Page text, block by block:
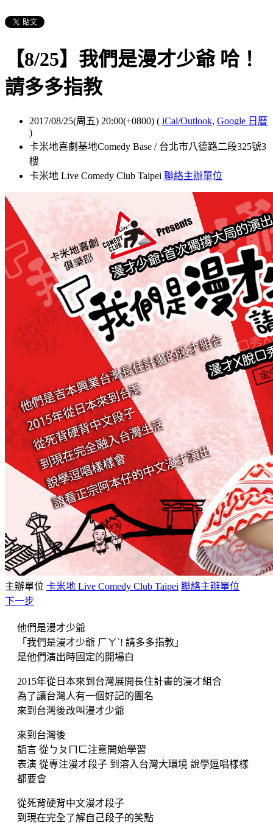
【8/25】我們是漫才少爺 哈！
請多多指教
2017/08/25(周五) 20:00(+0800) ( iCal/Outlook, Google 日曆
)
卡米地喜劇基地Comedy Base / 台北市八德路二段325號3
樓
卡米地 Live Comedy Club Taipei 聯絡主辦單位
主辦單位 卡米地 Live Comedy Club Taipei 聯絡主辦單位
下一步
他們是漫才少爺
「我們是漫才少爺 ㄏㄚˋ! 請多多指教」
是他們演出時固定的開場白
2015年從日本來到台灣展開長住計畫的漫才組合
為了讓台灣人有一個好記的團名
來到台灣後改叫漫才少爺
來到台灣後
語言 從ㄅㄆㄇㄈ注意開始學習
表演 從專注漫才段子 到溶入台灣大環境 說學逗唱樣樣
都要會
從死背硬背中文漫才段子
到現在完全了解自己段子的笑點